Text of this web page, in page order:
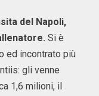
del Napoli,
Si è
ed incontrato più
gli venne
1,6 milioni, il